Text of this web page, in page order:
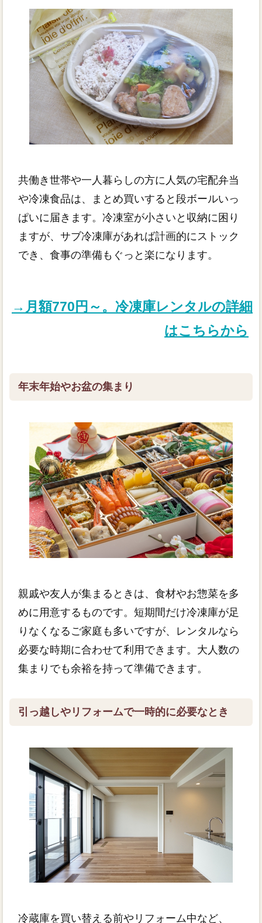
共働き世帯や一人暮らしの方に人気の宅配弁当
や冷凍食品は、まとめ買いすると段ボールいっ
ぱいに届きます。冷凍室が小さいと収納に困り
ますが、サブ冷凍庫があれば計画的にストック
でき、食事の準備もぐっと楽になります。
→月額770円～。冷凍庫レンタルの詳細
はこちらから
年末年始やお盆の集まり
親戚や友人が集まるときは、食材やお惣菜を多
めに用意するものです。短期間だけ冷凍庫が足
りなくなるご家庭も多いですが、レンタルなら
必要な時期に合わせて利用できます。大人数の
集まりでも余裕を持って準備できます。
引っ越しやリフォームで一時的に必要なとき
冷蔵庫を買い替える前やリフォーム中など、